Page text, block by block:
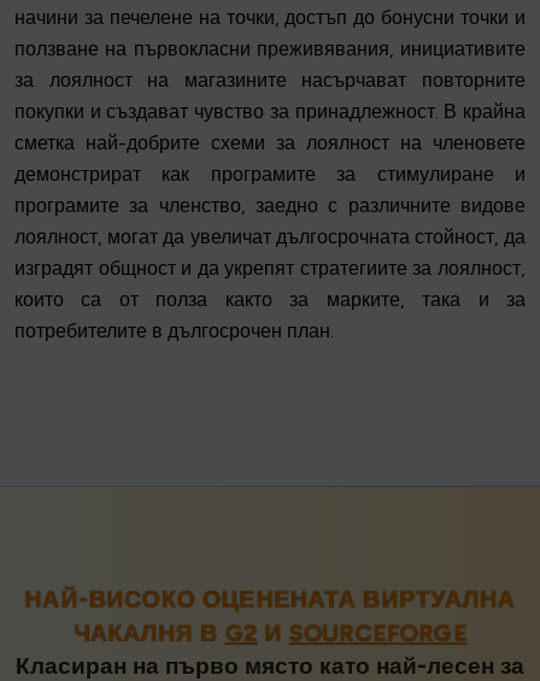
начини за печелене на точки, достъп до бонусни точки и
ползване на първокласни преживявания, инициативите
за лоялност на магазините насърчават повторните
покупки и създават чувство за принадлежност. В крайна
сметка най-добрите схеми за лоялност на членовете
демонстрират как програмите за стимулиране и
програмите за членство, заедно с различните видове
лоялност, могат да увеличат дългосрочната стойност, да
изградят общност и да укрепят стратегиите за лоялност,
които са от полза както за марките, така и за
потребителите в дългосрочен план.
НАЙ-ВИСОКО ОЦЕНЕНАТА ВИРТУАЛНА
ЧАКАЛНЯ В G2 И SOURCEFORGE
Класиран на първо място като най-лесен за